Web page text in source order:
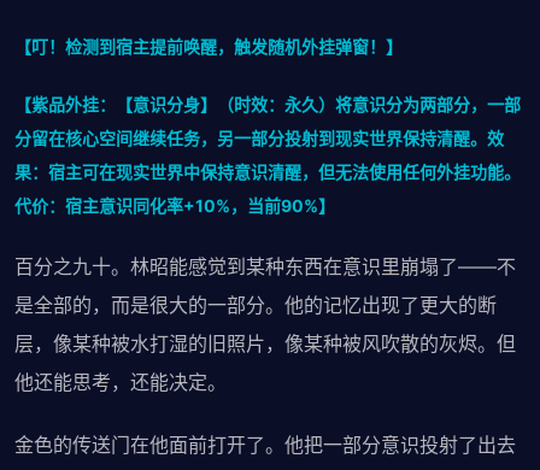
【叮！检测到宿主提前唤醒，触发随机外挂弹窗！】
【紫品外挂：【意识分身】（时效：永久）将意识分为两部分，一部
分留在核心空间继续任务，另一部分投射到现实世界保持清醒。效
果：宿主可在现实世界中保持意识清醒，但无法使用任何外挂功能。
代价：宿主意识同化率+10%，当前90%】
百分之九十。林昭能感觉到某种东西在意识里崩塌了——不
是全部的，而是很大的一部分。他的记忆出现了更大的断
层，像某种被水打湿的旧照片，像某种被风吹散的灰烬。但
他还能思考，还能决定。
金色的传送门在他面前打开了。他把一部分意识投射了出去